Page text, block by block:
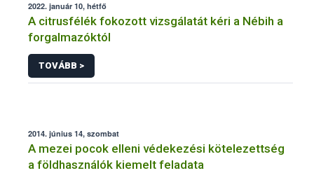
2022. január 10, hétfő
A citrusfélék fokozott vizsgálatát kéri a Nébih a
forgalmazóktól
TOVÁBB >
2014. június 14, szombat
A mezei pocok elleni védekezési kötelezettség
a földhasználók kiemelt feladata